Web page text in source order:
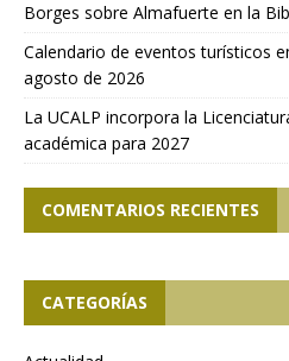
Borges sobre Almafuerte en la
Calendario de eventos turísticos
agosto de 2026
La UCALP incorpora la
académica para 2027
COMENTARIOS RECIENTES
CATEGORÍAS